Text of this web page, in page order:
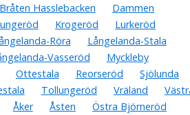
Bråten Hasslebacken
Dammen
Krogeröd
Lurkeröd
Röra
Långelanda-Stala
Vasseröd
Myckleby
Ottestala Reorseröd
Sjölunda
Tollungeröd Vräland
Åker Åsten
Östra Björneröd